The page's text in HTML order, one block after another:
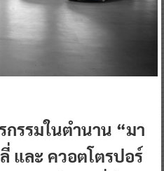
รรมในตำนาน “มา
และ ควอตโตรปอร์